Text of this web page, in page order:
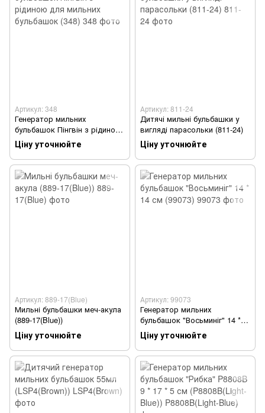
Артикул: 348
Генератор мильних
бульбашок Пінгвін з рідиною
для мильних бульбашок (348)
Ціну уточнюйте
Артикул: 811-24
Дитячі мильні бульбашки у
вигляді парасольки (811-24)
Ціну уточнюйте
Артикул: 889-17(Blue)
Мильні бульбашки меч-акула
(889-17(Blue))
Ціну уточнюйте
Артикул: 99073
Генератор мильних
бульбашок "Восьминіг" 14 *
14 см (99073)
Ціну уточнюйте